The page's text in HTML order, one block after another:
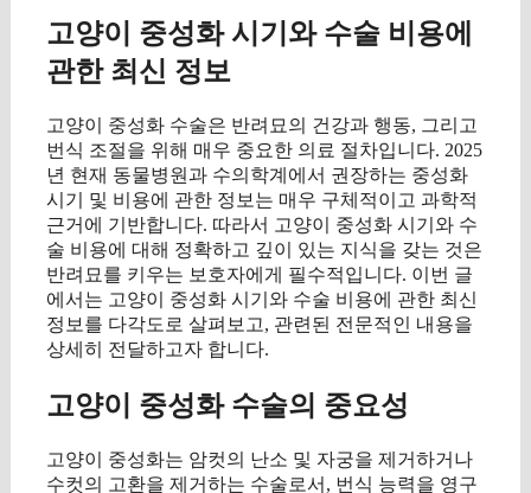
고양이 중성화 시기와 수술 비용에
관한 최신 정보
고양이 중성화 수술은 반려묘의 건강과 행동, 그리고
번식 조절을 위해 매우 중요한 의료 절차입니다. 2025
년 현재 동물병원과 수의학계에서 권장하는 중성화
시기 및 비용에 관한 정보는 매우 구체적이고 과학적
근거에 기반합니다. 따라서 고양이 중성화 시기와 수
술 비용에 대해 정확하고 깊이 있는 지식을 갖는 것은
반려묘를 키우는 보호자에게 필수적입니다. 이번 글
에서는 고양이 중성화 시기와 수술 비용에 관한 최신
정보를 다각도로 살펴보고, 관련된 전문적인 내용을
상세히 전달하고자 합니다.
고양이 중성화 수술의 중요성
고양이 중성화는 암컷의 난소 및 자궁을 제거하거나
수컷의 고환을 제거하는 수술로서, 번식 능력을 영구